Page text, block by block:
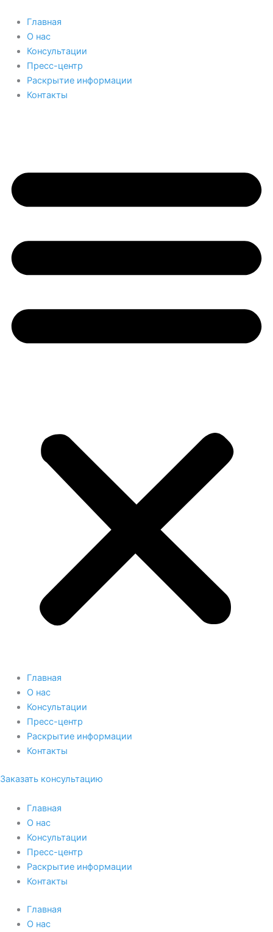
содержимому
Главная
О нас
Консультации
Пресс-центр
Раскрытие информации
Контакты
Главная
О нас
Консультации
Пресс-центр
Раскрытие информации
Контакты
Заказать консультацию
Главная
О нас
Консультации
Пресс-центр
Раскрытие информации
Контакты
Главная
О нас